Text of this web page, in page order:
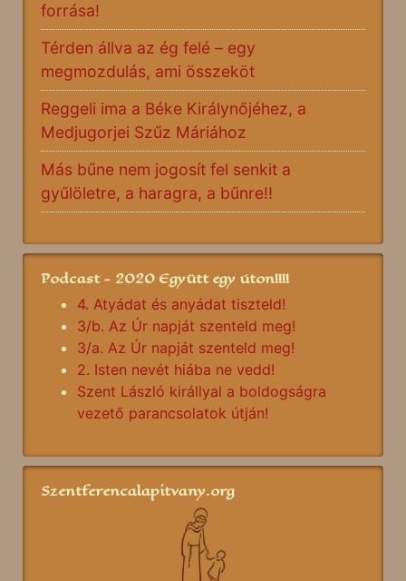
forrása!
Térden állva az ég felé – egy
megmozdulás, ami összeköt
Reggeli ima a Béke Királynőjéhez, a
Medjugorjei Szűz Máriához
Más bűne nem jogosít fel senkit a
gyűlöletre, a haragra, a bűnre!!
Podcast - 2020 Együtt egy úton!!!!
4. Atyádat és anyádat tiszteld!
3/b. Az Úr napját szenteld meg!
3/a. Az Úr napját szenteld meg!
2. Isten nevét hiába ne vedd!
Szent László királlyal a boldogságra
vezető parancsolatok útján!
Szentferencalapitvany.org